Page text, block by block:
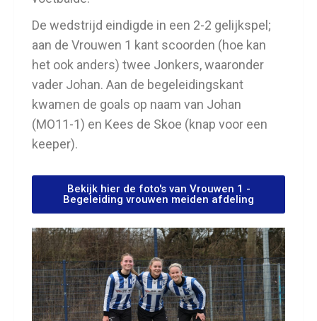
De wedstrijd eindigde in een 2-2 gelijkspel;
aan de Vrouwen 1 kant scoorden (hoe kan
het ook anders) twee Jonkers, waaronder
vader Johan. Aan de begeleidingskant
kwamen de goals op naam van Johan
(MO11-1) en Kees de Skoe (knap voor een
keeper).
Bekijk hier de foto's van Vrouwen 1 -
Begeleiding vrouwen meiden afdeling